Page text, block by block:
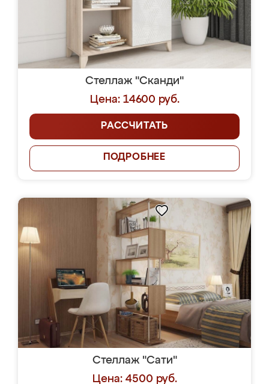
Стеллаж "Сканди"
Цена: 14600 руб.
РАССЧИТАТЬ
ПОДРОБНЕЕ
Стеллаж "Сати"
Цена: 4500 руб.